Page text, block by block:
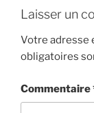
Laisser un
Votre adresse
obligatoires
Commentaire